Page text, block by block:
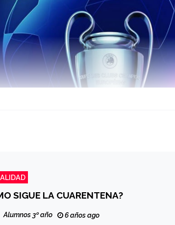
SIGUE LA CUARENTENA?
Alumnos 3º año 6 años ago